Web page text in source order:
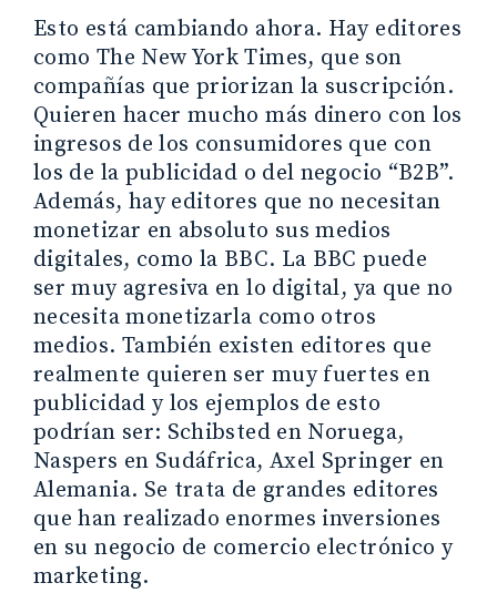
Esto está cambiando ahora. Hay editores
como The New York Times, que son
compañías que priorizan la suscripción.
Quieren hacer mucho más dinero con los
ingresos de los consumidores que con
los de la publicidad o del negocio “B2B”.
Además, hay editores que no necesitan
monetizar en absoluto sus medios
digitales, como la BBC. La BBC puede
ser muy agresiva en lo digital, ya que no
necesita monetizarla como otros
medios. También existen editores que
realmente quieren ser muy fuertes en
publicidad y los ejemplos de esto
podrían ser: Schibsted en Noruega,
Naspers en Sudáfrica, Axel Springer en
Alemania. Se trata de grandes editores
que han realizado enormes inversiones
en su negocio de comercio electrónico y
marketing.